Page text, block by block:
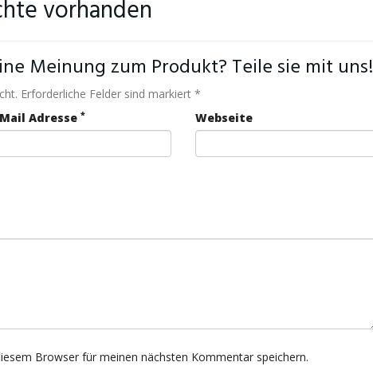
vorhanden
Meinung zum Produkt? Teile sie mit uns!
Erforderliche Felder sind markiert *
Adresse * Webseite
Browser für meinen nächsten Kommentar speichern.